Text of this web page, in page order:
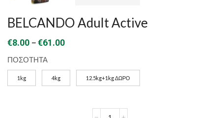
BELCANDO Adult Active
€8.00 –€61.00Price
€8.00
through
ΠΟΣΟΤΗΤΑ
1kg 4kg 12.5kg+1kg ΔΩΡΟ